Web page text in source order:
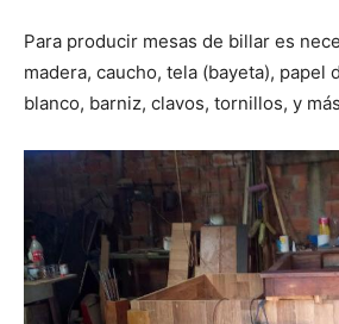
Para producir mesas de billar es
madera, caucho, tela (bayeta), papel
blanco, barniz, clavos, tornillos, y